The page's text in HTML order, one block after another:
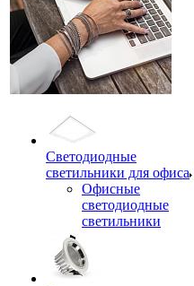
Светодиодные
светильники для офиса
Офисные
светодиодные
светильники